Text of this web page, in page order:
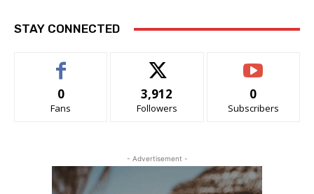
STAY CONNECTED
0
Fans
3,912
Followers
0
Subscribers
- Advertisement -